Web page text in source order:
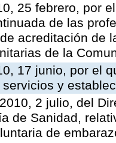
25 febrero, por
de las
acreditación de
de la
17 junio, por el
y
2 julio, del
de Sanidad,
de